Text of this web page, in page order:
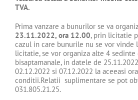
TVA.
Prima vanzare a bunurilor se va
23.11.2022, ora 12.00, prin licitatie
cazul in care bunurile nu se vor vinde
licitatie, se vor organiza alte 4
bisaptamanale, in datele de
02.12.2022 si 07.12.2022 la aceeasi
conditii.Relatii suplimentare se pot
031.805.21.25.